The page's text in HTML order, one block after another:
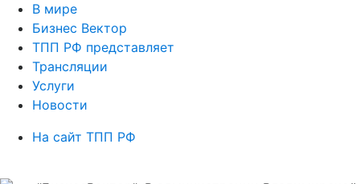
В мире
Бизнес Вектор
ТПП РФ представляет
Трансляции
Услуги
Новости
На сайт ТПП РФ